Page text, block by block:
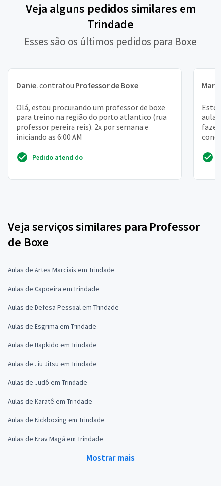
Veja alguns pedidos similares em
Trindade
Esses são os últimos pedidos para Boxe
Danielcontratou Professor de Boxe
Olá, estou procurando um professor de boxe
para treino na região do porto atlantico (rua
professor pereira reis). 2x por semana e
iniciando as 6:00 AM
Pedido atendido
fazer
Veja serviços similares para Professor
de Boxe
Aulas de Artes Marciais em Trindade
Aulas de Capoeira em Trindade
Aulas de Defesa Pessoal em Trindade
Aulas de Esgrima em Trindade
Aulas de Hapkido em Trindade
Aulas de Jiu Jitsu em Trindade
Aulas de Judô em Trindade
Aulas de Karatê em Trindade
Aulas de Kickboxing em Trindade
Aulas de Krav Magá em Trindade
Mostrar mais